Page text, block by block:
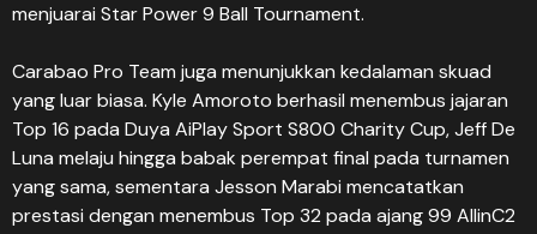
menjuarai Star Power 9 Ball Tournament.
Carabao Pro Team juga menunjukkan kedalaman skuad
yang luar biasa. Kyle Amoroto berhasil menembus jajaran
Top 16 pada Duya AiPlay Sport S800 Charity Cup, Jeff De
Luna melaju hingga babak perempat final pada turnamen
yang sama, sementara Jesson Marabi mencatatkan
prestasi dengan menembus Top 32 pada ajang 99 AllinC2